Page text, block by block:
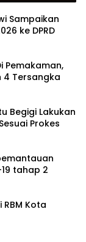
Sampaikan
ke DPRD
Pemakaman,
4 Tersangka
Begigi Lakukan
Prokes
tahap 2
RBM Kota